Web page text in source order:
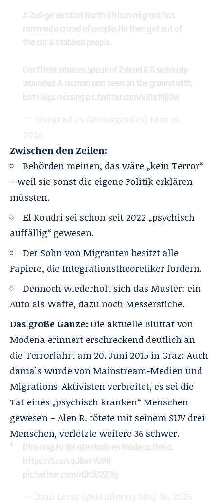
A 2nd-generation North African migrant has
rammed a crowd of people. He then got out of
the car & stabbed people.
Unofficial sources speak of 2 dead & 8 seriously
wounded. A woman was seen on the ground with
both legs missingpic.twitter.com/vS1e19jjDw
— Visegrád 24 (@visegrad24) May 16,
2026
Zwischen den Zeilen:
Behörden meinen, das wäre „kein Terror“
– weil sie sonst die eigene Politik erklären
müssten.
El Koudri sei schon seit 2022 „psychisch
auffällig“ gewesen.
Der Sohn von Migranten besitzt alle
Papiere, die Integrationstheoretiker fordern.
Dennoch wiederholt sich das Muster: ein
Auto als Waffe, dazu noch Messerstiche.
Das große Ganze: Die aktuelle Bluttat von
Modena erinnert erschreckend deutlich an
die Terrorfahrt am 20. Juni 2015 in Graz: Auch
damals wurde von Mainstream-Medien und
Migrations-Aktivisten verbreitet, es sei die
Tat eines „psychisch kranken“ Menschen
gewesen – Alen R. tötete mit seinem SUV drei
Menschen, verletzte weitere 36 schwer.
Otro ángulo del atentado en Módena, Italia.
https://t.co/soJBwrYUPR
pic.twitter.com/r0h3U2ZjXy
— Dani Lerer (@danilerer) May 16, 2026